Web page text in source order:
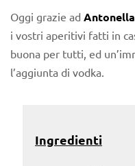
Oggi grazie ad Antonella
i vostri aperitivi fatti in
buona per tutti, ed
l’aggiunta di vodka.
Ingredienti